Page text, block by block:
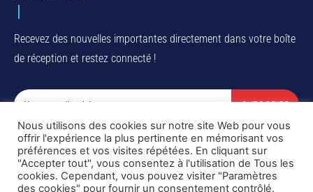
Recevez des nouvelles importantes directement dans votre boîte
de réception et restez connecté !
SUBSCRIBE
I've read and accept thePrivacy Policy.
Nous utilisons des cookies sur notre site Web pour vous
offrir l'expérience la plus pertinente en mémorisant vos
préférences et vos visites répétées. En cliquant sur
"Accepter tout", vous consentez à l'utilisation de Tous les
cookies. Cependant, vous pouvez visiter "Paramètres
des cookies" pour fournir un consentement contrôlé.